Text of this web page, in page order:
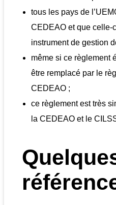
tous les pays de
CEDEAO et que celle-
instrument de gestion
même si ce règlement
être remplacé par le
CEDEAO ;
ce règlement est très
la CEDEAO et le